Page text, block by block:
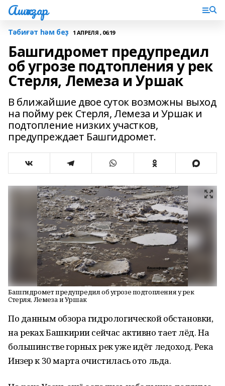
Ашҡаҙар
Тәбиғәт һәм беҙ 1 АПРЕЛЯ , 06:19
Башгидромет предупредил
об угрозе подтопления у рек
Стерля, Лемеза и Уршак
В ближайшие двое суток возможны выход
на пойму рек Стерля, Лемеза и Уршак и
подтопление низких участков,
предупреждает Башгидромет.
Башгидромет предупредил об угрозе подтопления у рек
Стерля, Лемеза и Уршак
По данным обзора гидрологической обстановки,
на реках Башкирии сейчас активно тает лёд. На
большинстве горных рек уже идёт ледоход. Река
Инзер к 30 марта очистилась ото льда.